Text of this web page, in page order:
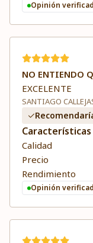
Opinión
NO ENTIENDO
EXCELENTE
SANTIAGO
Características
Calidad
Precio
Rendimiento
Opinión